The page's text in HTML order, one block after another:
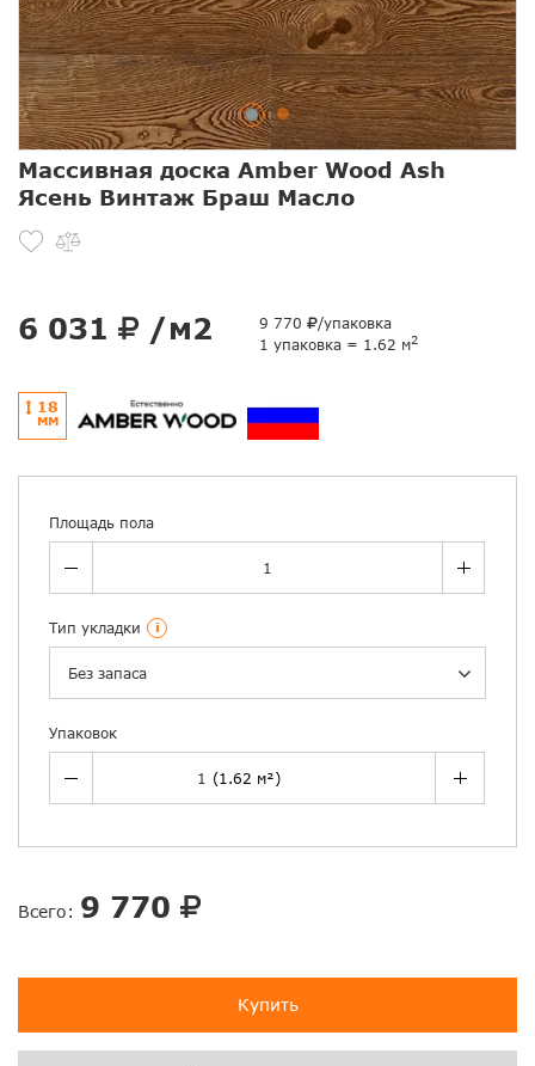
Массивная доска Amber Wood Ash
Ясень Винтаж Браш Масло
6 031 /м2 9 770
/упаковка
1 упаковка = 1.62 м2
18
ММ
Площадь пола
Тип укладки i
Без запаса
Упаковок
Всего: 9 770
Купить